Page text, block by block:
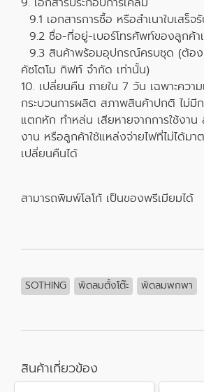
9.1 เอกสารการซื้อ หรือสำเนาใบเสร็จ
9.2 ชื่อ-ที่อยู่-เบอร์โทรศัพท์ของลูกค้
9.3 สินค้าพร้อมอุปกรณ์ครบชุด (ต้อ
คัซโตโม กิฟท์ จำกัด เท่านั้น)
10. เปลี่ยนคืน ภายใน 7 วัน เฉพาะควา
กระบวนการผลิต สภาพสินค้าปกติ ไม่มีก
แตกหัก ทำหล่น เสียหายจากการใช้งาน
งาน หรือลูกค้าใช้แหล่งจ่ายไฟที่ไม่ได้มา
เปลี่ยนคืนได้
สามารถพิมพ์โลโก้ เป็นของพรีเมียมได้
SOTHING พัดลมตั้งโต๊ะ พัดลมพกพา
สินค้าเกี่ยวข้อง